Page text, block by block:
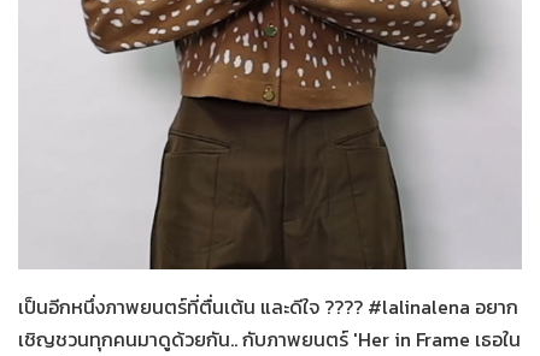
06-08-2569
Her in Frame เธอในภาพนั้น
เป็นอีกหนึ่งภาพยนตร์ที่ตื่นเต้น และดีใจ ???? #lalinalena อยาก
เชิญชวนทุกคนมาดูด้วยกัน.. กับภาพยนตร์ 'Her in Frame เธอใน